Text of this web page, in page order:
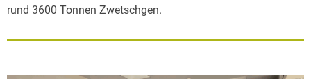
rund 3600 Tonnen Zwetschgen.